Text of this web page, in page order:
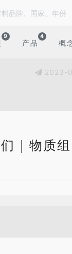
9
产品
4
概
2023-
| 物质